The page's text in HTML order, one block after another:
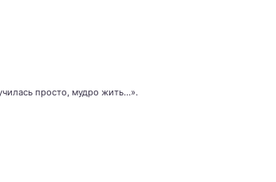
просто, мудро жить…».